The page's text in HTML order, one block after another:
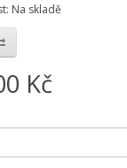
Na skladě
Kč